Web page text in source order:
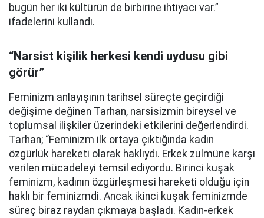
bugün her iki kültürün de birbirine ihtiyacı var.”
ifadelerini kullandı.
“Narsist kişilik herkesi kendi uydusu gibi
görür”
Feminizm anlayışının tarihsel süreçte geçirdiği
değişime değinen Tarhan, narsisizmin bireysel ve
toplumsal ilişkiler üzerindeki etkilerini değerlendirdi.
Tarhan; “Feminizm ilk ortaya çıktığında kadın
özgürlük hareketi olarak haklıydı. Erkek zulmüne karşı
verilen mücadeleyi temsil ediyordu. Birinci kuşak
feminizm, kadının özgürleşmesi hareketi olduğu için
haklı bir feminizmdi. Ancak ikinci kuşak feminizmde
süreç biraz raydan çıkmaya başladı. Kadın-erkek